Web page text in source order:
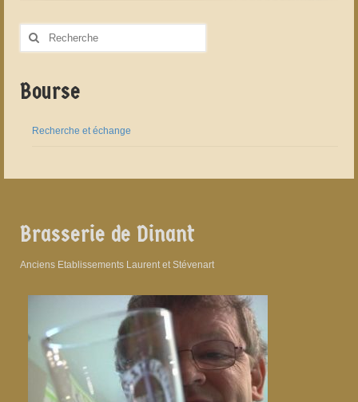
Rechercher
Bourse
Recherche et échange
Brasserie de Dinant
Anciens Etablissements Laurent et Stévenart